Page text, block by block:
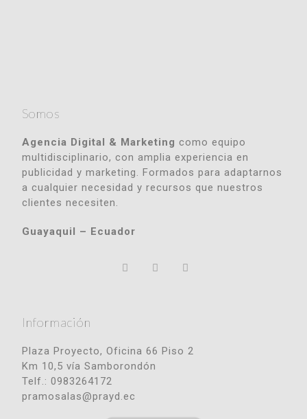
Somos
Agencia Digital & Marketing como equipo
multidisciplinario, con amplia experiencia en
publicidad y marketing. Formados para adaptarnos
a cualquier necesidad y recursos que nuestros
clientes necesiten.
Guayaquil – Ecuador
Información
Plaza Proyecto, Oficina 66 Piso 2
Km 10,5 vía Samborondón
Telf.: 0983264172
pramosalas@prayd.ec